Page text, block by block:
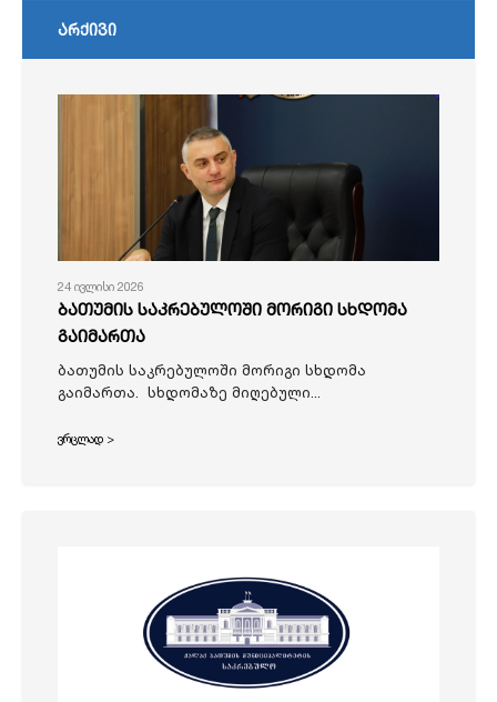
არქივი
24 ივლისი 2026
ბათუმის საკრებულოში მორიგი სხდომა
გაიმართა
ბათუმის საკრებულოში მორიგი სხდომა
გაიმართა. სხდომაზე მიღებული...
ვრცლად >